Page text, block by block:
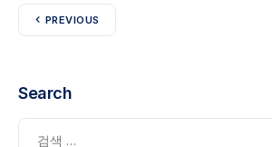
PREVIOUS
Search